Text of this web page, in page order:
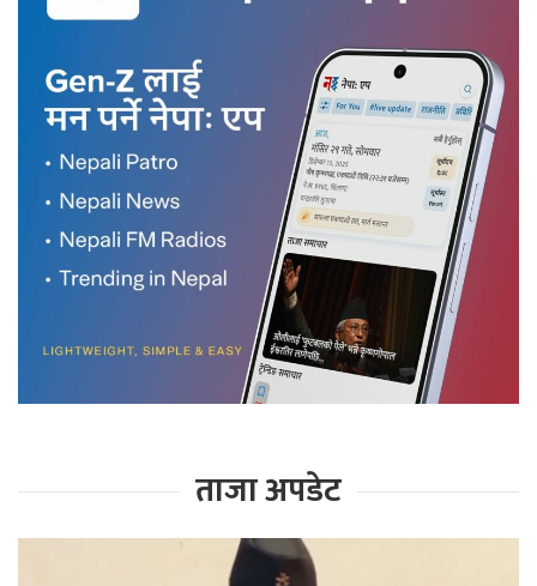
ताजा अपडेट